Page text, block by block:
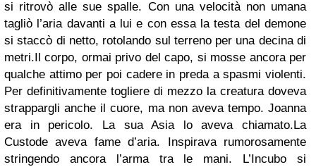
si ritrovò alle sue spalle. Con una velocità non umana
tagliò l’aria davanti a lui e con essa la testa del demone
si staccò di netto, rotolando sul terreno per una decina di
metri.Il corpo, ormai privo del capo, si mosse ancora per
qualche attimo per poi cadere in preda a spasmi violenti.
Per definitivamente togliere di mezzo la creatura doveva
strappargli anche il cuore, ma non aveva tempo. Joanna
era in pericolo. La sua Asia lo aveva chiamato.La
Custode aveva fame d’aria. Inspirava rumorosamente
stringendo ancora l’arma tra le mani. L’Incubo si